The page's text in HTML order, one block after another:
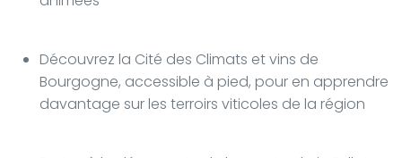
Découvrez la Cité des Climats et vins de
Bourgogne, accessible à pied, pour en apprendre
davantage sur les terroirs viticoles de la région